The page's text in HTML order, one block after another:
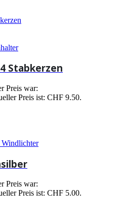
Stabkerzen
Preis war:
Preis ist: CHF 9.50.
Preis war:
Preis ist: CHF 5.00.